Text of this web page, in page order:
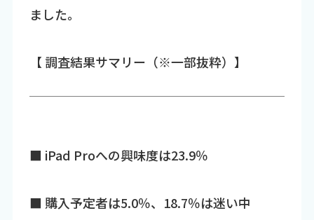
ました。
【 調査結果サマリー（※一部抜粋）】
■ iPad Proへの興味度は23.9％
■ 購入予定者は5.0％、18.7％は迷い中